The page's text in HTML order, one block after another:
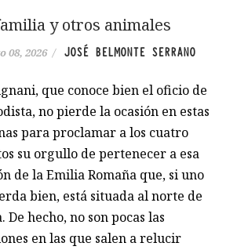
y otros animales
08, 2026 / JOSÉ BELMONTE SERRANO
que conoce bien el oficio de
no pierde la ocasión en estas
para proclamar a los cuatro
su orgullo de pertenecer a esa
de la Emilia Romaña que, si uno
bien, está situada al norte de
De hecho, no son pocas las
en las que salen a relucir